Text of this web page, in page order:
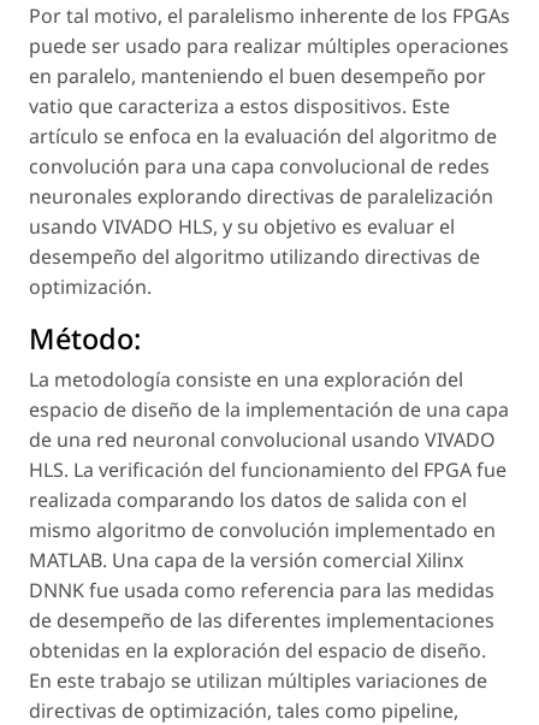
Por tal motivo, el paralelismo inherente de los FPGAs
puede ser usado para realizar múltiples operaciones
en paralelo, manteniendo el buen desempeño por
vatio que caracteriza a estos dispositivos. Este
artículo se enfoca en la evaluación del algoritmo de
convolución para una capa convolucional de redes
neuronales explorando directivas de paralelización
usando VIVADO HLS, y su objetivo es evaluar el
desempeño del algoritmo utilizando directivas de
optimización.
Método:
La metodología consiste en una exploración del
espacio de diseño de la implementación de una capa
de una red neuronal convolucional usando VIVADO
HLS. La verificación del funcionamiento del FPGA fue
realizada comparando los datos de salida con el
mismo algoritmo de convolución implementado en
MATLAB. Una capa de la versión comercial Xilinx
DNNK fue usada como referencia para las medidas
de desempeño de las diferentes implementaciones
obtenidas en la exploración del espacio de diseño.
En este trabajo se utilizan múltiples variaciones de
directivas de optimización, tales como pipeline,